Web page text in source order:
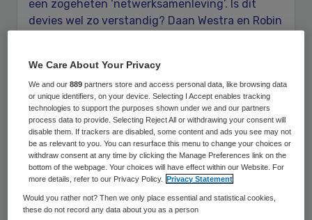
een zogeheten ‘netwerksamenleving’. Is dit
devies wel zo verstandig? Daan Westra en Robin
De hype voorbij.
Dewetenschappelijke literatuurstelt dat
netwerken ook ‘levens’-cycli doorgaan.
Minder lineair dan het klinkt, maar
desalniettemin zijn er verschillende fasen
waar een netwerk doorheen gaat:
We Care About Your Privacy
We and our889 partners store and access personal data, like browsing data
or unique identifiers, on your device. Selecting I Accept enables tracking
technologies to support the purposes shown under we and our partners
process data to provide. Selecting Reject All or withdrawing your consent will
disable them. If trackers are disabled, some content and ads you see may not
be as relevant to you. You can resurface this menu to change your choices or
withdraw consent at any time by clicking the Manage Preferences link on the
bottom of the webpage. Your choices will have effect within our Website. For
more details, refer to our Privacy Policy.
Privacy Statement
Would you rather not? Then we only place essential and statistical cookies,
these do not record any data about you as a person